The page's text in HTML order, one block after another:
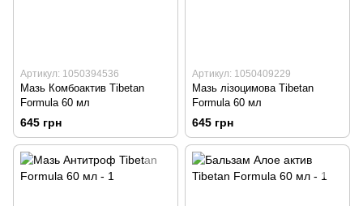
Артикул: 1050394536
Мазь Комбоактив Tibetan
Formula 60 мл
645 грн
Артикул: 1050409229
Мазь лізоцимова Tibetan
Formula 60 мл
645 грн